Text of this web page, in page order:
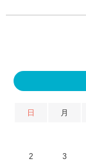
日 月
2 3